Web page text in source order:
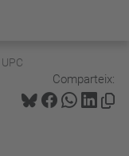
Comparteix: